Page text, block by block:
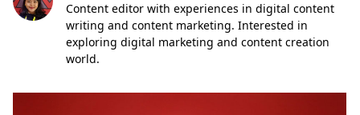
Content editor with experiences in digital content
writing and content marketing. Interested in
exploring digital marketing and content creation
world.